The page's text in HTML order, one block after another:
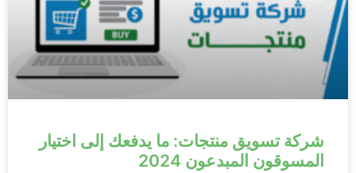
شركة تسويق منتجات: ما يدفعك إلى اختيار
المسوقون المبدعون 2024